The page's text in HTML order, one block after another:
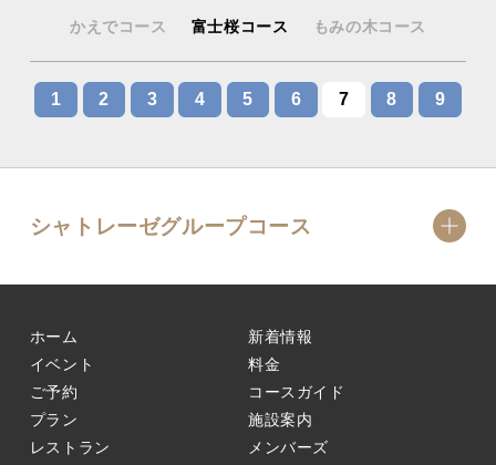
かえでコース 富士桜コース もみの木コース
1 2 3 4 5 6 7 8 9
シャトレーゼグループコース
ホーム
新着情報
イベント
料金
ご予約
コースガイド
プラン
施設案内
レストラン
メンバーズ